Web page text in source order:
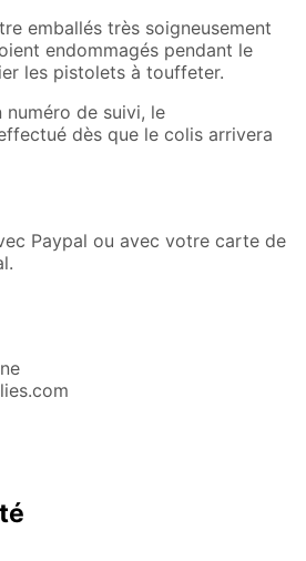
emballés très soigneusement
endommagés pendant le
les pistolets à touffeter.
de suivi, le
dès que le colis arrivera
Paypal ou avec votre carte de